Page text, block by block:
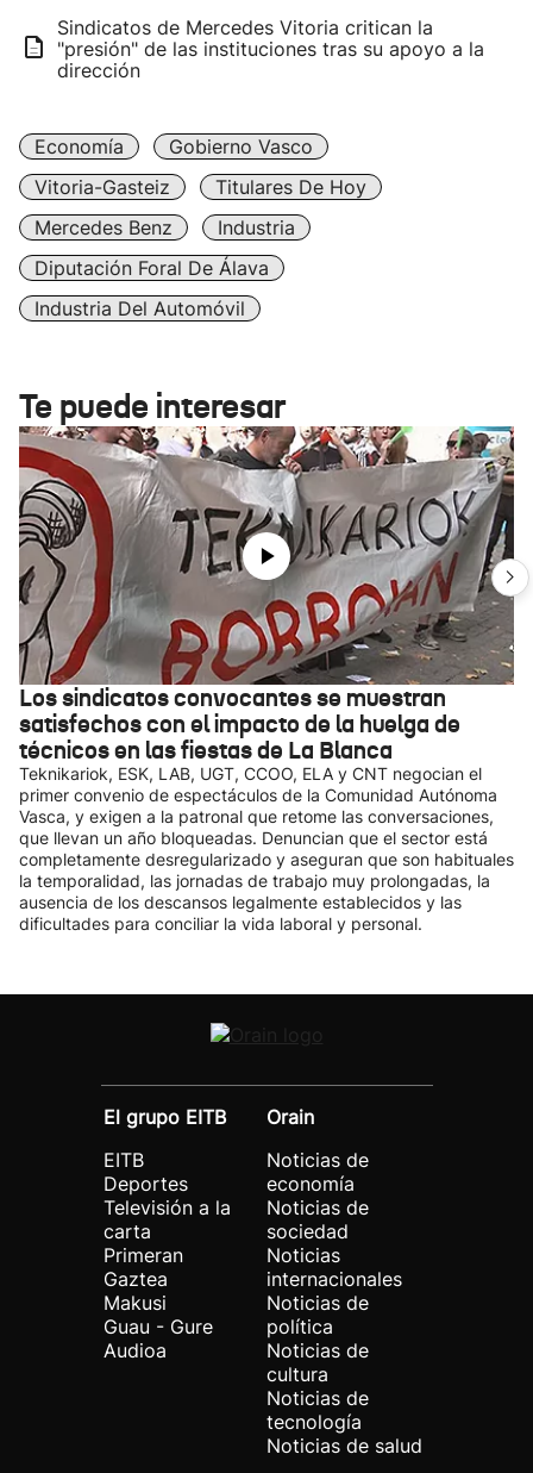
Sindicatos de Mercedes Vitoria critican la
"presión" de las instituciones tras su apoyo a la
dirección
Economía
Gobierno Vasco
Vitoria-Gasteiz
Titulares De Hoy
Mercedes Benz
Industria
Diputación Foral De Álava
Industria Del Automóvil
Te puede interesar
Los sindicatos convocantes se muestran
satisfechos con el impacto de la huelga de
técnicos en las fiestas de La Blanca
Teknikariok, ESK, LAB, UGT, CCOO, ELA y CNT negocian el
primer convenio de espectáculos de la Comunidad Autónoma
Vasca, y exigen a la patronal que retome las conversaciones,
que llevan un año bloqueadas. Denuncian que el sector está
completamente desregularizado y aseguran que son habituales
la temporalidad, las jornadas de trabajo muy prolongadas, la
ausencia de los descansos legalmente establecidos y las
dificultades para conciliar la vida laboral y personal.
El grupo EITB
EITB
Deportes
Televisión a la
carta
Primeran
Gaztea
Makusi
Guau - Gure
Audioa
Orain
Noticias de
economía
Noticias de
sociedad
Noticias
internacionales
Noticias de
política
Noticias de
cultura
Noticias de
tecnología
Noticias de salud